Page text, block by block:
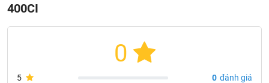
400CI
0
5 0 đánh giá